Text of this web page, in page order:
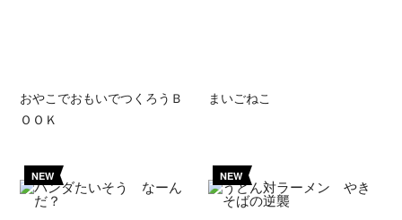
おやこでおもいでつくろうＢ
ＯＯＫ
まいごねこ
NEW NEW